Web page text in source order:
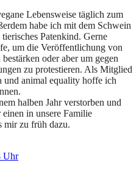
Lebensweise täglich zum
habe ich mit dem Schwein
Patenkind. Gerne
um die Veröffentlichung von
oder aber um gegen
zu protestieren. Als Mitglied
und animal equality hoffe ich
halben Jahr verstorben und
in unsere Familie
mir zu früh dazu.
Uhr